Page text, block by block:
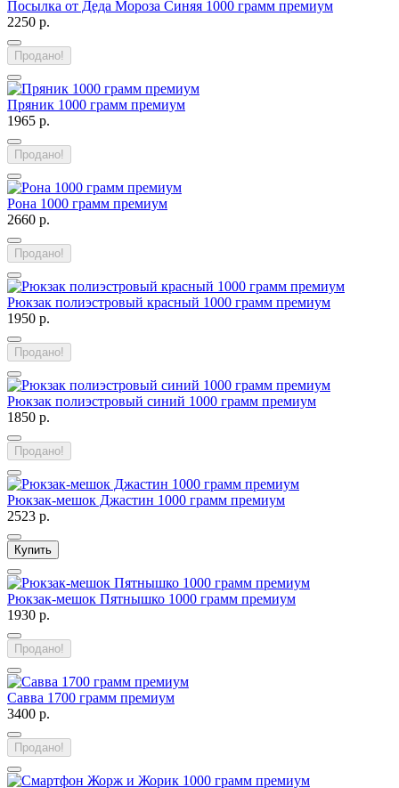
Посылка от Деда Мороза Синяя 1000 грамм премиум
2250 р.
Продано!
Пряник 1000 грамм премиум
1965 р.
Продано!
Рона 1000 грамм премиум
2660 р.
Продано!
Рюкзак полиэстровый красный 1000 грамм премиум
1950 р.
Продано!
Рюкзак полиэстровый синий 1000 грамм премиум
1850 р.
Продано!
Рюкзак-мешок Джастин 1000 грамм премиум
2523 р.
Купить
Рюкзак-мешок Пятнышко 1000 грамм премиум
1930 р.
Продано!
Савва 1700 грамм премиум
3400 р.
Продано!